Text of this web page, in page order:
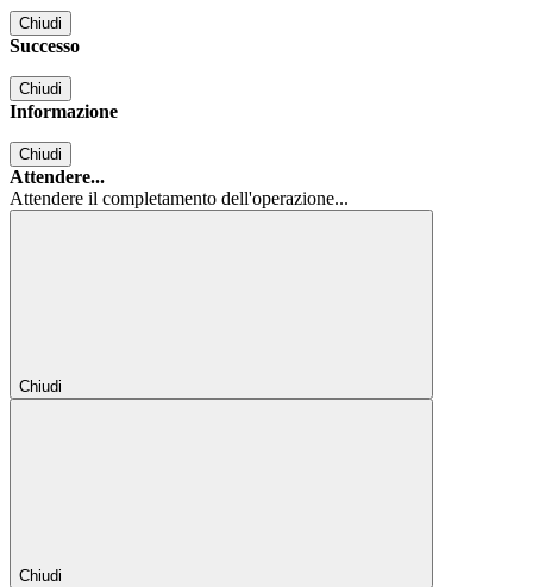
Chiudi
Successo
Chiudi
Informazione
Chiudi
Attendere...
Attendere il completamento dell'operazione...
Chiudi
Chiudi